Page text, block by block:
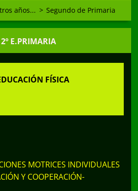
años... > Segundo de Primaria
E.PRIMARIA
FÍSICA
MOTRICES INDIVIDUALES
Y COOPERACIÓN-